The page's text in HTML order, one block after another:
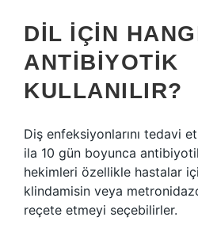
DIL IÇIN
ANTIBIYOTIK
KULLANILIR?
Diş enfeksiyonlarını tedavi
ila 10 gün boyunca
hekimleri özellikle hastalar
klindamisin veya
reçete etmeyi seçebilirler.